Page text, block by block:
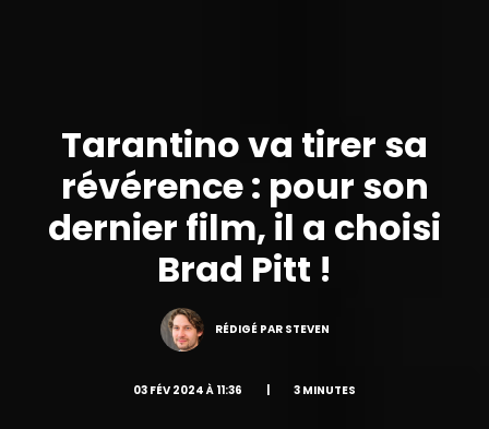
Tarantino va tirer sa
révérence : pour son
dernier film, il a choisi
Brad Pitt !
RÉDIGÉ PAR STEVEN
03 FÉV 2024 À 11:36 3 MINUTES